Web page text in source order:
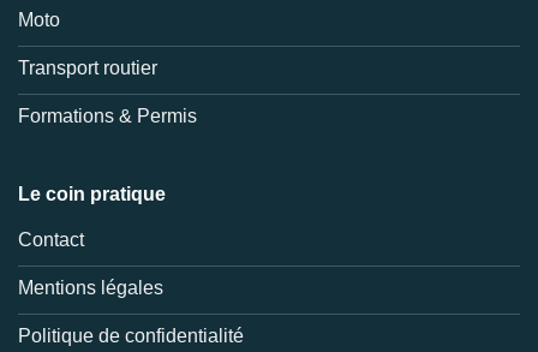
Moto
Transport routier
Formations & Permis
Le coin pratique
Contact
Mentions légales
Politique de confidentialité